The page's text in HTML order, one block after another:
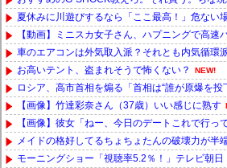
夏休みに川遊びするなら「ここ最高！」危ない
【動画】ミニスカ女子さん、ハプニングで高速
車のエアコンは外気取入派？それとも内気循環
お高いテント、盗まれそうで怖くない？ NEW!
ロシア、高市首相を煽る「首相は“誰が原爆を投
【画像】竹達彩奈さん（37歳）いい感じに熟す
【画像】彼女「ねー、今日のデートこれで行っ
メイドの格好してるちょちょたんの破壊力が半
モーニングショー「視聴率5.2％！」テレビ朝